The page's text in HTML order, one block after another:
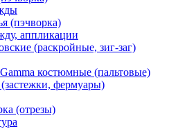
(пэчворка)
аппликации
(раскройные, зиг-заг)
костюмные (пальтовые)
фермуары)
(отрезы)